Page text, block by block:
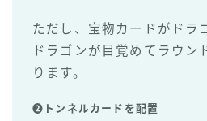
ただし、宝物カードがドラ
ドラゴンが目覚めてラウン
ります。
❷トンネルカードを配置